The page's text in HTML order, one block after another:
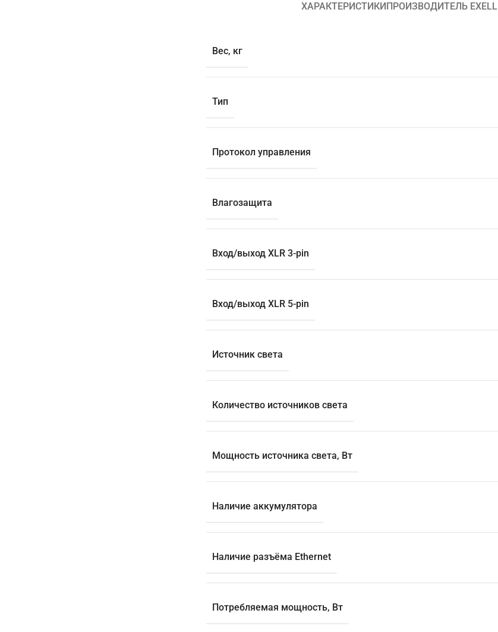
ХАРАКТЕРИСТИКИПРОИЗВОДИТЕЛЬ EXELL
Вес, кг
Тип
Протокол управления
Влагозащита
Вход/выход XLR 3-pin
Вход/выход XLR 5-pin
Источник света
Количество источников света
Мощность источника света, Вт
Наличие аккумулятора
Наличие разъёма Ethernet
Потребляемая мощность, Вт